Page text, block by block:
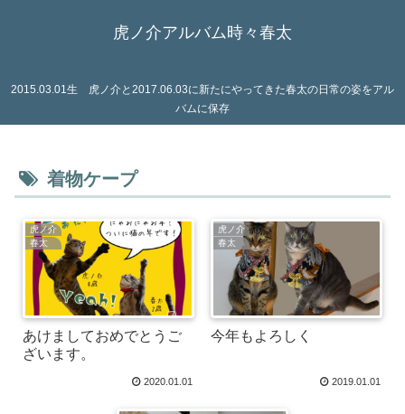
虎ノ介アルバム時々春太
2015.03.01生 虎ノ介と2017.06.03に新たにやってきた春太の日常の姿をアル
バムに保存
着物ケープ
虎ノ介
春太
あけましておめでとうご
ざいます。
2020.01.01
虎ノ介
春太
今年もよろしく
2019.01.01